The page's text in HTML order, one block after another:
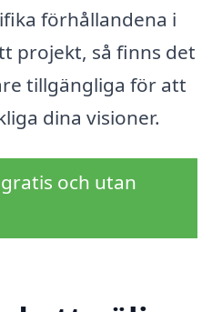
förhållandena i
projekt, så finns det
tillgängliga för att
dina visioner.
och utan